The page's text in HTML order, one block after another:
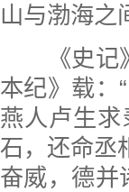
山与渤海之
《史记》
本纪》载：
燕人卢生
石，还命丞
奋威，德并